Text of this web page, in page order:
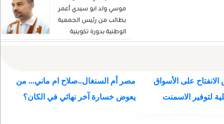
موسي ولد ابو سيدي أعمر
يطالب من رئيس الجمعية
الوطنية بدورة تكوينية
للنواب الجديد
على الأسواق
لتوفير الاسمنت
مصر أم السنغال..صلاح ام ماني... من
يعوض خسارة آخر نهائي في الكان؟